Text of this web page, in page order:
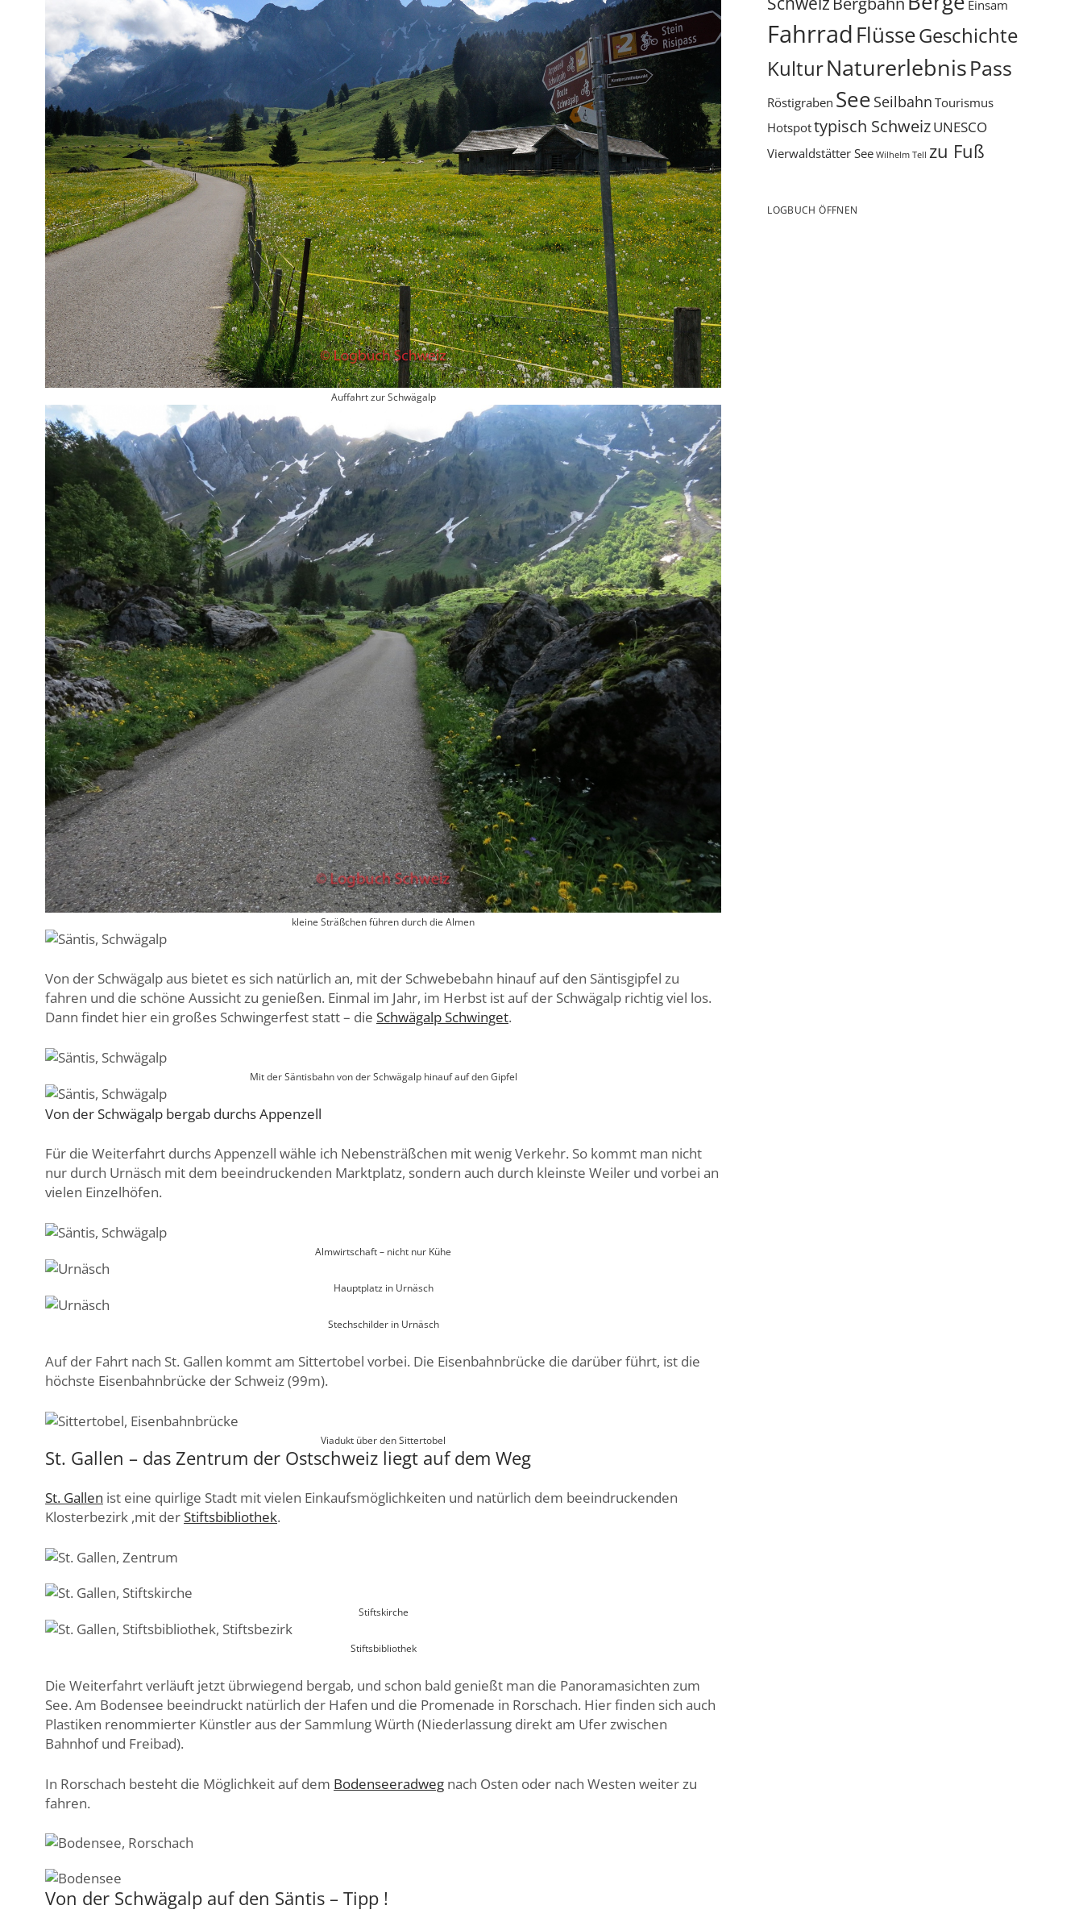
Auffahrt zur Schwägalp
kleine Sträßchen führen durch die Almen
Von der Schwägalp aus bietet es sich natürlich an, mit der Schwebebahn hinauf auf den Säntisgipfel zu
fahren und die schöne Aussicht zu genießen. Einmal im Jahr, im Herbst ist auf der Schwägalp richtig viel los.
Dann findet hier ein großes Schwingerfest statt – die Schwägalp Schwinget.
Mit der Säntisbahn von der Schwägalp hinauf auf den Gipfel
Von der Schwägalp bergab durchs Appenzell
Für die Weiterfahrt durchs Appenzell wähle ich Nebensträßchen mit wenig Verkehr. So kommt man nicht
nur durch Urnäsch mit dem beeindruckenden Marktplatz, sondern auch durch kleinste Weiler und vorbei an
vielen Einzelhöfen.
Almwirtschaft – nicht nur Kühe
Hauptplatz in Urnäsch
Stechschilder in Urnäsch
Auf der Fahrt nach St. Gallen kommt am Sittertobel vorbei. Die Eisenbahnbrücke die darüber führt, ist die
höchste Eisenbahnbrücke der Schweiz (99m).
Viadukt über den Sittertobel
St. Gallen – das Zentrum der Ostschweiz liegt auf dem Weg
St. Gallen ist eine quirlige Stadt mit vielen Einkaufsmöglichkeiten und natürlich dem beeindruckenden
Klosterbezirk ,mit derStiftsbibliothek.
Stiftskirche
Stiftsbibliothek
Die Weiterfahrt verläuft jetzt übrwiegend bergab, und schon bald genießt man die Panoramasichten zum
See. Am Bodensee beeindruckt natürlich der Hafen und die Promenade in Rorschach. Hier finden sich auch
Plastiken renommierter Künstler aus der Sammlung Würth (Niederlassung direkt am Ufer zwischen
Bahnhof und Freibad).
In Rorschach besteht die Möglichkeit auf dem Bodenseeradweg nach Osten oder nach Westen weiter zu
fahren.
Von der Schwägalp auf den Säntis – Tipp !
3 Seen Land
SCHLAGWÖRTER
AltstadtAppenzellBahnland
SchweizBergbahnBergeEinsam
FahrradFlüsseGeschichte